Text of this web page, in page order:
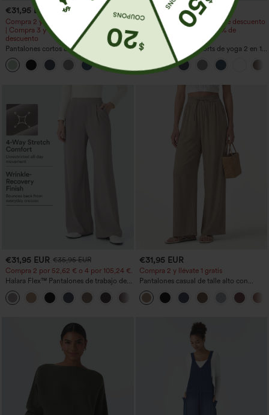
€31,95 EUR
Compra 2 y obtén un 10% de descuento
| Compra 3 y obtén un 20% de
descuento
Pantalones cortos de yoga 2 en 1 con
bolsillo trasero de talle muy alto y
bolsillo lateral oculto de 5&#39;&#39;
de longitud más larga
+20
€35,95 EUR
Compra 2 y obtén un 10% de descuento
| Compra 3 y obtén un 20% de
descuento
SoftlyZero™ Airy Shorts de yoga 2 en 1
InstantCool de talle súper alto, 7" con
bolsillos
€31,95 EUR €35,95 EUR
Compra 2 por 52,62 € o 4 por 105,24 €.
Halara Flex™ Pantalones de trabajo de
talle alto, moldeadores del cuerpo, que
estilizan la cintura, con bolsillos, de
pierna ancha en micro‑waffle
+10
€31,95 EUR
Compra 2 y llévate 1 gratis
Pantalones casual de talle alto con
cordón, pernera ancha, en mezcla de
lino y con bolsillos